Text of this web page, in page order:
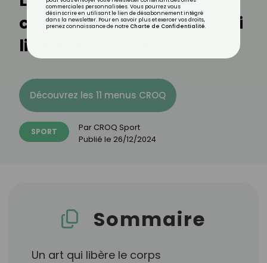
contemporaine : un art qui
libère le corps et l'esprit
Découvrez les 11 menus CROQ
SPORT Par CROQ Sport
Publié le 26/12/2024
Sommaire
Un art qui libère le corps
commerciales personnalisées. Vous pourrez vous
désinscrire en utilisant le lien de désabonnement intégré
dans la newsletter. Pour en savoir plus et exercer vos droits,
prenez connaissance de notre Charte de Confidentialité.